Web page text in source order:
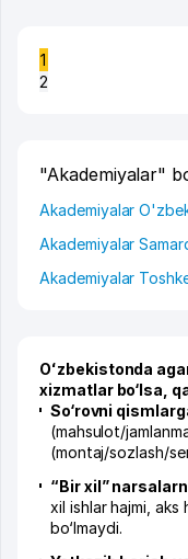
1
2
"Akademiyalar"
Akademiyalar
Akademiyalar
Akademiyalar
Oʻzbekistonda
xizmatlar bo‘lsa,
So‘rovni
(mahsulot/
(montaj/sozlash/
“Bir xil”
xil ishlar hajmi, aks
bo‘lmaydi.